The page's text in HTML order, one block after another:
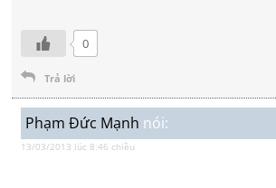
0
Trả lời
Phạm Đức Mạnh nói:
13/03/2013 lúc 8:46 chiều